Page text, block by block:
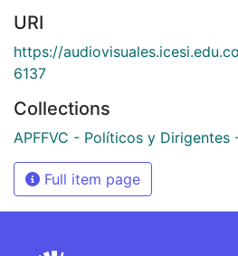
URI
https://
6137
Collections
APFFVC - Políticos y Dirigentes
Full item page